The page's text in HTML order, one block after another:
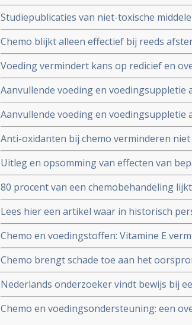
Studiepublicaties van niet-toxische
arts-bioloog drs. Engelbert Valstar naast
Chemo blijkt alleen effectief bij reeds
priming. Vitamines en voedingsstoffen
versterken effect chemo en verminderen
Voeding vermindert kans op redicief en
Weinig koolhydraten en zetmeel bepalen
Aanvullende voeding en
belangrijk. Natuurarts Johan Bolhuis
Aanvullende voeding en
bestraling. Natuurarts Johan Bolhuis
Anti-oxidanten bij chemo verminderen
juist het effect en verminderen de
oncoloog MD. Hoffer.
Uitleg en opsomming van effecten van
aanvulling bij reguliere behandelingen
80 procent van een chemobehandeling
arts J.P. Huijsen
Lees hier een artikel waar in historisch
nadelige effect van chemokuren bij
B17
Chemo en voedingstoffen: Vitamine E
schade door chemo (cisplatin). Artikel
Chemo brengt schade toe aan het
genezen kankerpatiënt.
Nederlands onderzoeker vindt bewijs bij
superoxide dismutase (SOD) als
kan voorkomen
Chemo en voedingsondersteuning: een